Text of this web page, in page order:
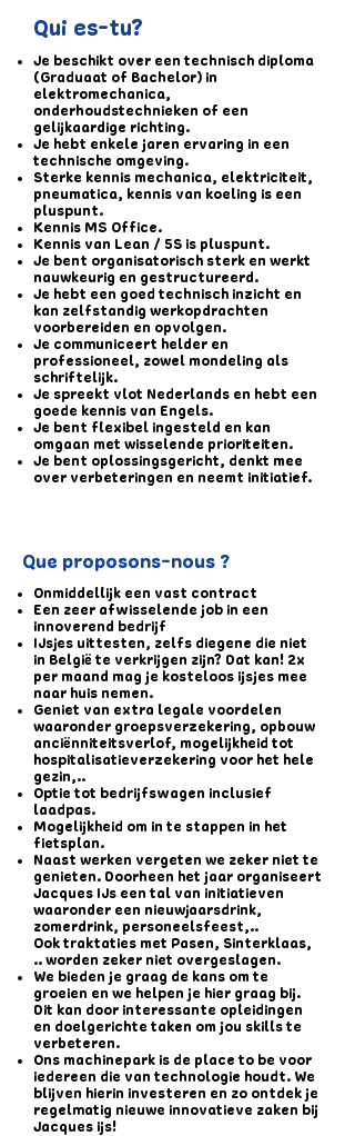
Qui es-tu?
Je beschikt over een technisch diploma
(Graduaat of Bachelor) in
elektromechanica,
onderhoudstechnieken of een
gelijkaardige richting.
Je hebt enkele jaren ervaring in een
technische omgeving.
Sterke kennis mechanica, elektriciteit,
pneumatica, kennis van koeling is een
pluspunt.
Kennis MS Office.
Kennis van Lean / 5S is pluspunt.
Je bent organisatorisch sterk en werkt
nauwkeurig en gestructureerd.
Je hebt een goed technisch inzicht en
kan zelfstandig werkopdrachten
voorbereiden en opvolgen.
Je communiceert helder en
professioneel, zowel mondeling als
schriftelijk.
Je spreekt vlot Nederlands en hebt een
goede kennis van Engels.
Je bent flexibel ingesteld en kan
omgaan met wisselende prioriteiten.
Je bent oplossingsgericht, denkt mee
over verbeteringen en neemt initiatief.
Que proposons-nous ?
Onmiddellijk een vast contract
Een zeer afwisselende job in een
innoverend bedrijf
IJsjes uittesten, zelfs diegene die niet
in België te verkrijgen zijn? Dat kan! 2x
per maand mag je kosteloos ijsjes mee
naar huis nemen.
Geniet van extra legale voordelen
waaronder groepsverzekering, opbouw
anciënniteitsverlof, mogelijkheid tot
hospitalisatieverzekering voor het hele
gezin,..
Optie tot bedrijfswagen inclusief
laadpas.
Mogelijkheid om in te stappen in het
fietsplan.
Naast werken vergeten we zeker niet te
genieten. Doorheen het jaar organiseert
Jacques IJs een tal van initiatieven
waaronder een nieuwjaarsdrink,
zomerdrink, personeelsfeest,..
Ook traktaties met Pasen, Sinterklaas,
.. worden zeker niet overgeslagen.
We bieden je graag de kans om te
groeien en we helpen je hier graag bij.
Dit kan door interessante opleidingen
en doelgerichte taken om jou skills te
verbeteren.
Ons machinepark is de place to be voor
iedereen die van technologie houdt. We
blijven hierin investeren en zo ontdek je
regelmatig nieuwe innovatieve zaken bij
Jacques ijs!